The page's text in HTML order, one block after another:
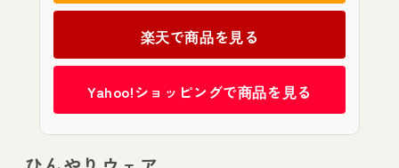
楽天で商品を見る
Yahoo!ショッピングで商品を見る